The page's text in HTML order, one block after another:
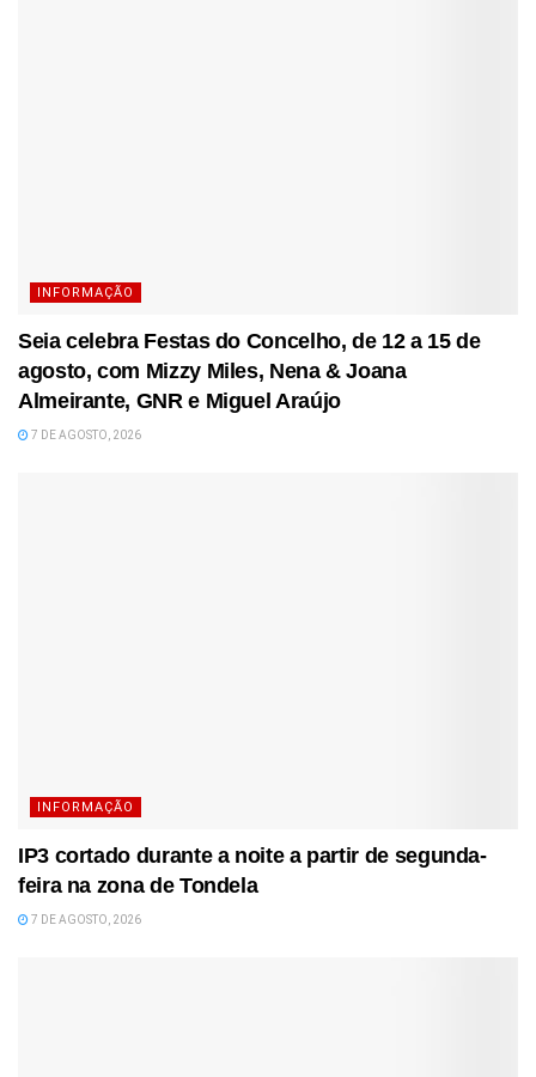
INFORMAÇÃO
Seia celebra Festas do Concelho, de 12 a 15 de
agosto, com Mizzy Miles, Nena & Joana
Almeirante, GNR e Miguel Araújo
7 DE AGOSTO, 2026
INFORMAÇÃO
IP3 cortado durante a noite a partir de segunda-
feira na zona de Tondela
7 DE AGOSTO, 2026